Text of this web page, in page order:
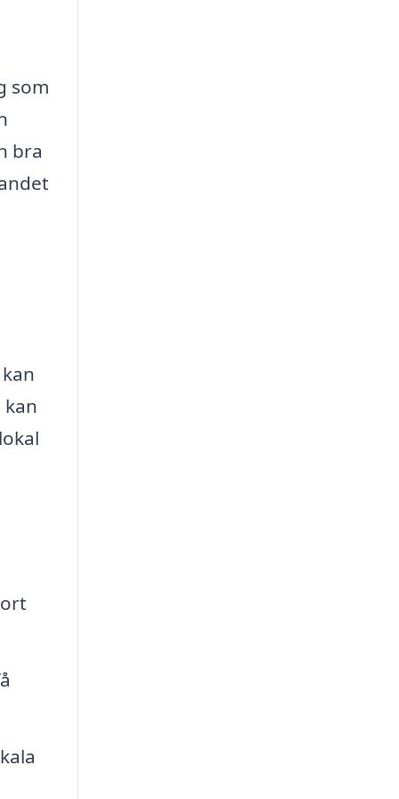
som
bra